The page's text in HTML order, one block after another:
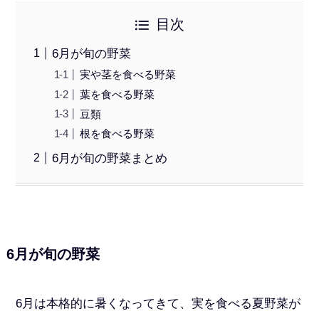
目次
6月が旬の野菜
実や茎を食べる野菜
葉を食べる野菜
豆類
根を食べる野菜
6月が旬の野菜まとめ
6月が旬の野菜
6月は本格的に暑くなってきて、実を食べる夏野菜が